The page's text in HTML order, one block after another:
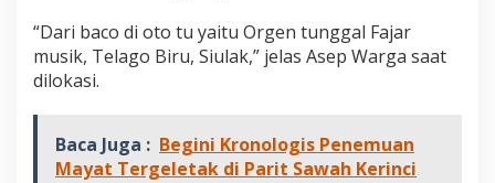
“Dari baco di oto tu yaitu Orgen tunggal Fajar
musik, Telago Biru, Siulak,” jelas Asep Warga saat
dilokasi.
Baca Juga : Begini Kronologis Penemuan
Mayat Tergeletak di Parit Sawah Kerinci